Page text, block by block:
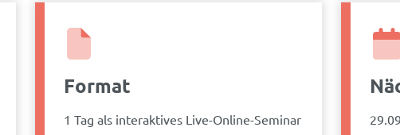
Format
1 Tag als interaktives Live-Online-Seminar